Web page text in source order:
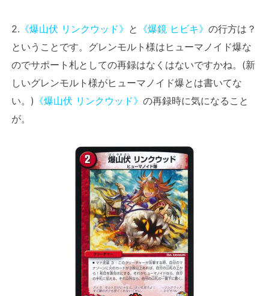
2. 《爆山伏 リンクウッド》 と 《爆鏡 ヒビキ》 の行方は？
ということです。グレンモルト様はヒューマノイド爆な
のでサポート札としての再録はなくはないですかね。(新
しいグレンモルト様がヒューマノイド爆とは書いてな
い。) 《爆山伏 リンクウッド》 の再録時に気になること
が。